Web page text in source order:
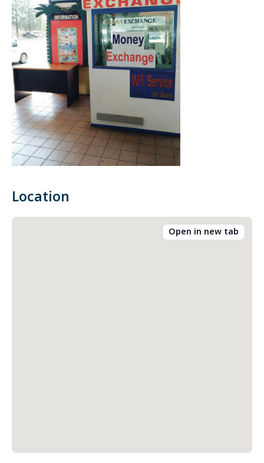
Location
Open in new tab